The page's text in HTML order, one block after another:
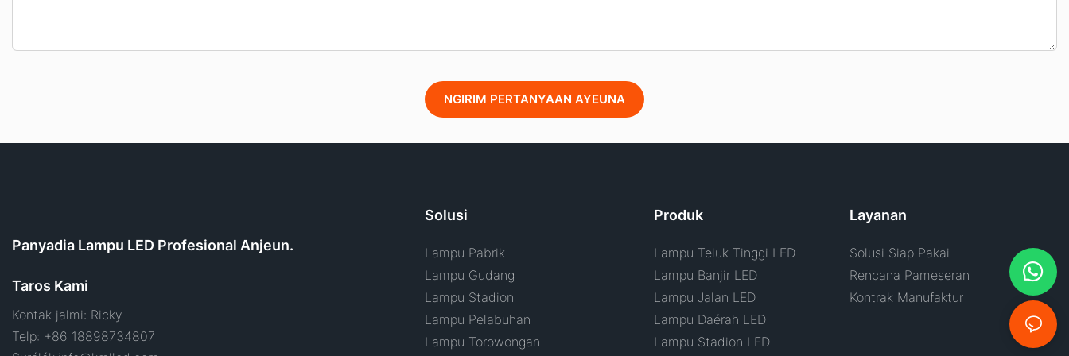
NGIRIM PERTANYAAN AYEUNA
Panyadia Lampu LED Profesional Anjeun.
Taros Kami
Kontak jalmi: Ricky
Telp: +86 18898734807
Solusi
Lampu Pabrik
Lampu Gudang
Lampu Stadion
Lampu Pelabuhan
Lampu Torowongan
Produk
Lampu Teluk Tinggi LED
Lampu Banjir LED
Lampu Jalan LED
Lampu Daérah LED
Lampu Stadion LED
Layanan
Solusi Siap Pakai
Rencana Pameseran
Kontrak Manufaktur